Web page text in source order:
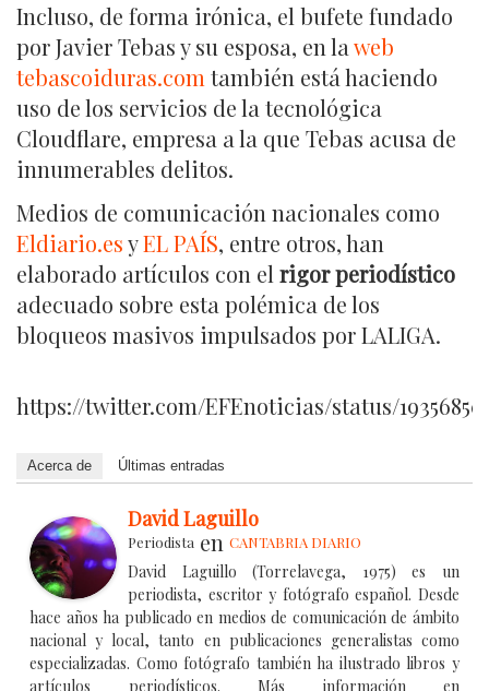
Incluso, de forma irónica, el bufete fundado
por Javier Tebas y su esposa, en la web
tebascoiduras.com también está haciendo
uso de los servicios de la tecnológica
Cloudflare, empresa a la que Tebas acusa de
innumerables delitos.
Medios de comunicación nacionales como
Eldiario.esyEL PAÍS, entre otros, han
elaborado artículos con el rigor periodístico
adecuado sobre esta polémica de los
bloqueos masivos impulsados por LALIGA.
https://twitter.com/EFEnoticias/status/
Acerca de Últimas entradas
David Laguillo
Periodista en CANTABRIA DIARIO
David Laguillo (Torrelavega, 1975) es un
periodista, escritor y fotógrafo español. Desde
hace años ha publicado en medios de comunicación de ámbito
nacional y local, tanto en publicaciones generalistas como
especializadas. Como fotógrafo también ha ilustrado libros y
artículos periodísticos. Más información en